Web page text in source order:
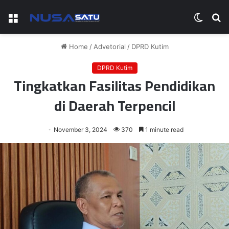
Menu
Switch
skin
Home / Advetorial / DPRD Kutim
DPRD Kutim
Tingkatkan Fasilitas Pendidikan
di Daerah Terpencil
November 3, 2024 370 1 minute read